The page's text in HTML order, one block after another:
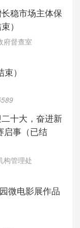
稳市场主体保
）
府督查室
）
十大，奋进新
启事（已结
构管理处
微电影展作品